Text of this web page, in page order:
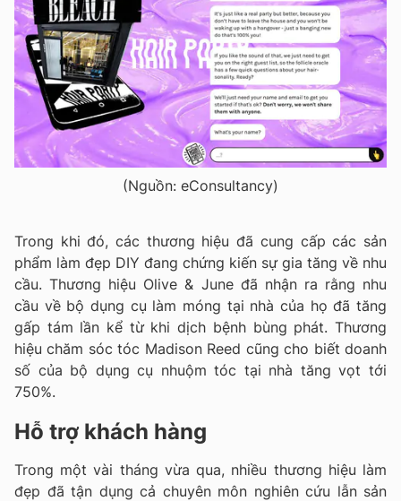
(Nguồn: eConsultancy)
Trong khi đó, các thương hiệu đã cung cấp các sản
phẩm làm đẹp DIY đang chứng kiến sự gia tăng về nhu
cầu. Thương hiệu Olive & June đã nhận ra rằng nhu
cầu về bộ dụng cụ làm móng tại nhà của họ đã tăng
gấp tám lần kể từ khi dịch bệnh bùng phát. Thương
hiệu chăm sóc tóc Madison Reed cũng cho biết doanh
số của bộ dụng cụ nhuộm tóc tại nhà tăng vọt tới
750%.
Hỗ trợ khách hàng
Trong một vài tháng vừa qua, nhiều thương hiệu làm
đẹp đã tận dụng cả chuyên môn nghiên cứu lẫn sản